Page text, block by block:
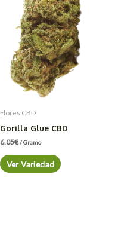
Flores CBD
Gorilla Glue CBD
6.05€/ Gramo
Ver Variedad